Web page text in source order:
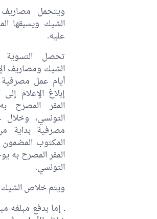
ويتحمل
الشيك ويسبقها
عليه.
تحصل التسوية
الشيك ومصاريف
أيام عمل
إبلاغ الإعلام
المقر المصرح
التونسي،
مصرفية بداية
المكتوب
المقر المصرح به
التونسي.
ويتم خلاص
ـ إما بدفع مبلغه